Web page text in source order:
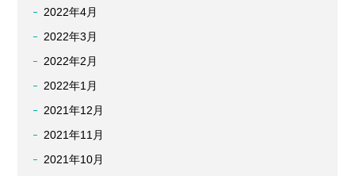
2022年4月
2022年3月
2022年2月
2022年1月
2021年12月
2021年11月
2021年10月